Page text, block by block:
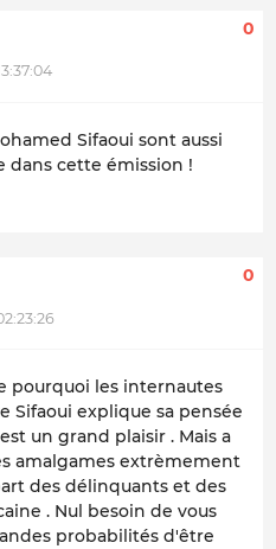
0
Sifaoui sont aussi
dans cette émission !
0
pourquoi les internautes
Sifaoui explique sa pensée
un grand plaisir . Mais a
amalgames extrèmement
des délinquants et des
. Nul besoin de vous
probabilités d'être